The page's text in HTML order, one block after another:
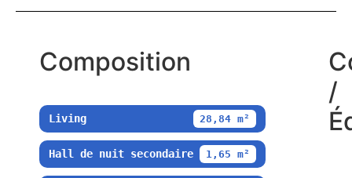
Composition
Living 28,84 m²
Hall de nuit secondaire 1,65 m²
/